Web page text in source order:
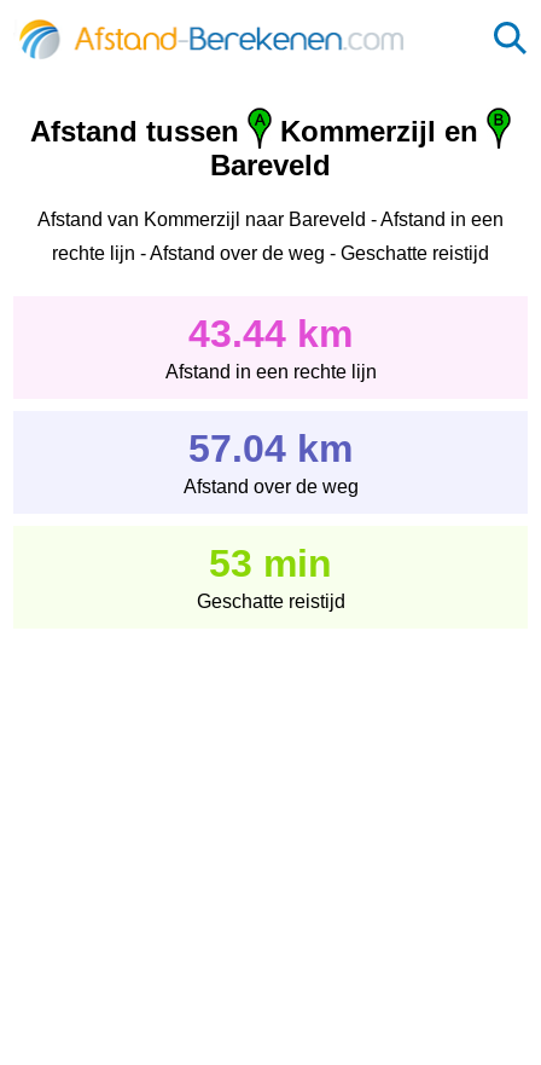
Afstand tussen
Kommerzijl en
Bareveld
Afstand van Kommerzijl naar Bareveld - Afstand in een
rechte lijn - Afstand over de weg - Geschatte reistijd
43.44 km
Afstand in een rechte lijn
57.04 km
Afstand over de weg
53 min
Geschatte reistijd